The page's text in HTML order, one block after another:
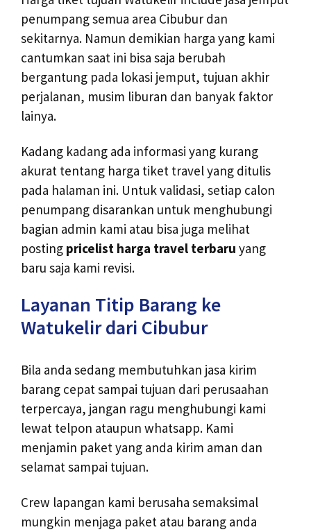
penumpang semua area Cibubur dan
sekitarnya. Namun demikian harga yang kami
cantumkan saat ini bisa saja berubah
bergantung pada lokasi jemput, tujuan akhir
perjalanan, musim liburan dan banyak faktor
lainya.
Kadang kadang ada informasi yang kurang
akurat tentang harga tiket travel yang ditulis
pada halaman ini. Untuk validasi, setiap calon
penumpang disarankan untuk menghubungi
bagian admin kami atau bisa juga melihat
posting pricelist harga travel terbaru yang
baru saja kami revisi.
Layanan Titip Barang ke
Watukelir dari Cibubur
Bila anda sedang membutuhkan jasa kirim
barang cepat sampai tujuan dari perusaahan
terpercaya, jangan ragu menghubungi kami
lewat telpon ataupun whatsapp. Kami
menjamin paket yang anda kirim aman dan
selamat sampai tujuan.
Crew lapangan kami berusaha semaksimal
mungkin menjaga paket atau barang anda